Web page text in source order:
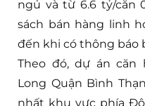
ngủ và từ 6.6 tỷ/căn
sách bán hàng linh
đến khi có thông báo
Theo đó, dự án căn
Long Quận Bình
nhất khu vực phía